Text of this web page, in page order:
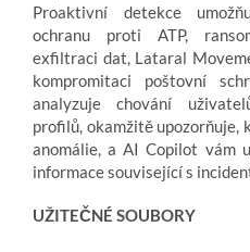
Proaktivní detekce
ochranu proti ATP,
exfiltraci dat, Lataral
kompromitaci poštovní
analyzuje chování
profilů, okamžitě
anomálie, a AI Copilot vám
informace související s
UŽITEČNÉ SOUBORY